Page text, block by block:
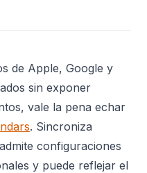
de Apple, Google y
sin exponer
vale la pena echar
. Sincroniza
configuraciones
y puede reflejar el